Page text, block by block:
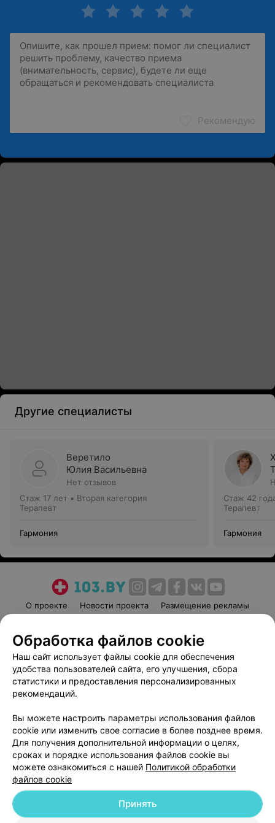
Рекомендую
Другие специалисты
Веретило
Юлия Васильевна
Нет отзывов
Стаж 17 лет • Вторая категория
Терапевт
Гармония
Стаж 42
Терапевт
Гармония
О проекте Новости проекта
Размещение рекламы
Пользовательское соглашение
Способы оплаты
Вакансии
Партнеры
Написать руководителю 103.by
Обработка персональных данных
© 2026 ООО «Артокс Лаб», УНП 191700409
| 220012, Республика Беларусь,
Обработка файлов cookie
Наш сайт использует файлы cookie для обеспечения
удобства пользователей сайта, его улучшения, сбора
статистики и предоставления персонализированных
рекомендаций.
Вы можете настроить параметры использования файлов
cookie или изменить свое согласие в более позднее время.
Для получения дополнительной информации о целях,
сроках и порядке использования файлов cookie вы
можете ознакомиться с нашей Политикой обработки
файлов cookie
Принять